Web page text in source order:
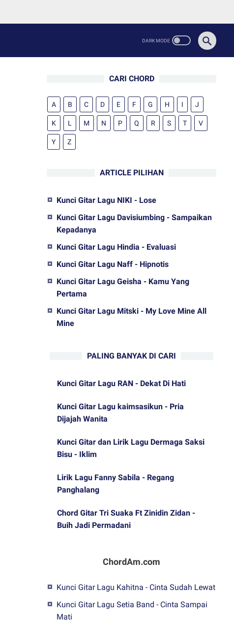
CARI CHORD
A B C D E F G H I J
K L M N P Q R S T V
Y Z
ARTICLE PILIHAN
Kunci Gitar Lagu NIKI - Lose
Kunci Gitar Lagu Davisiumbing - Sampaikan
Kepadanya
Kunci Gitar Lagu Hindia - Evaluasi
Kunci Gitar Lagu Naff - Hipnotis
Kunci Gitar Lagu Geisha - Kamu Yang
Pertama
Kunci Gitar Lagu Mitski - My Love Mine All
Mine
PALING BANYAK DI CARI
Kunci Gitar Lagu RAN - Dekat Di Hati
Kunci Gitar Lagu kaimsasikun - Pria
Dijajah Wanita
Kunci Gitar dan Lirik Lagu Dermaga Saksi
Bisu - Iklim
Lirik Lagu Fanny Sabila - Regang
Panghalang
Chord Gitar Tri Suaka Ft Zinidin Zidan -
Buih Jadi Permadani
ChordAm.com
Kunci Gitar Lagu Kahitna - Cinta Sudah Lewat
Kunci Gitar Lagu Setia Band - Cinta Sampai
Mati